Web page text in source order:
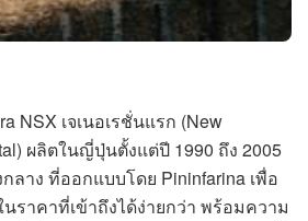
NSX เจเนอเรชั่นแรก (New
ผลิตในญี่ปุ่นตั้งแต่ปี 1990 ถึง 2005
ลาง ที่ออกแบบโดย Pininfarina เพื่อ
ราคาที่เข้าถึงได้ง่ายกว่า พร้อมความ